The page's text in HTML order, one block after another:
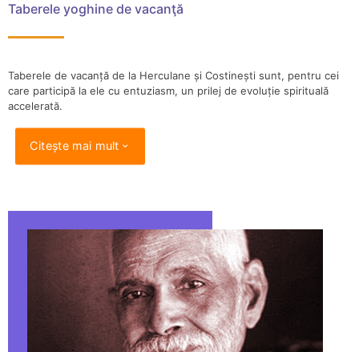
Taberele yoghine de vacanţă
Taberele de vacanță de la Herculane și Costinești sunt, pentru cei
care participă la ele cu entuziasm, un prilej de evoluție spirituală
accelerată.
Citește mai mult